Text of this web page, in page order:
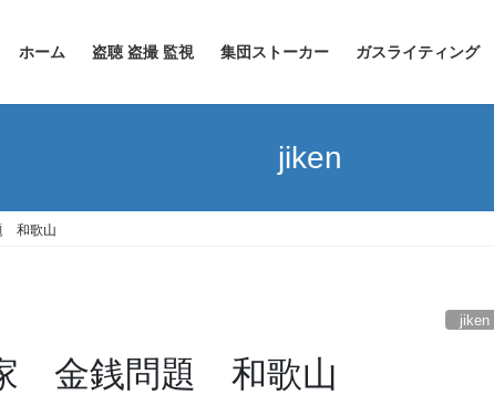
ホーム 盗聴 盗撮 監視 集団ストーカー ガスライティング
jiken
和歌山
jiken
金銭問題 和歌山